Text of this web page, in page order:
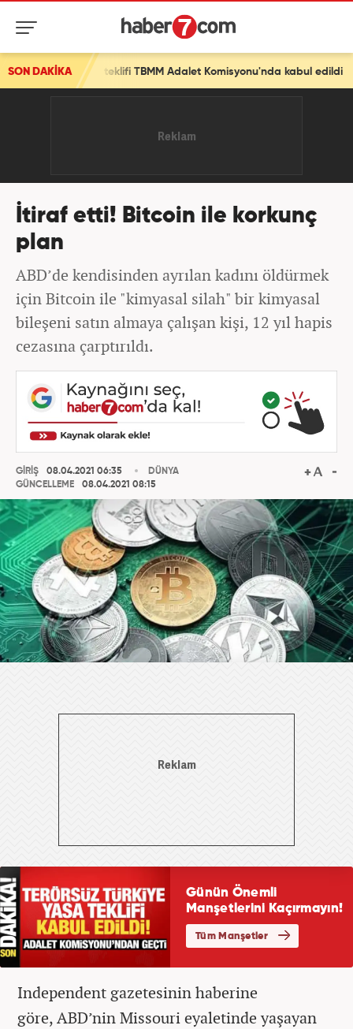
SON DAKİKA
yasa teklifi TBMM Adalet Komisyonu'nda kabul edildi
İtiraf etti! Bitcoin ile korkunç
plan
ABD’de kendisinden ayrılan kadını öldürmek
için Bitcoin ile "kimyasal silah" bir kimyasal
bileşeni satın almaya çalışan kişi, 12 yıl hapis
cezasına çarptırıldı.
GİRİŞ
08.04.2021 06:35
GÜNCELLEME
08.04.2021 08:15
DÜNYA
Independent gazetesinin haberine
göre, ABD’nin Missouri eyaletinde yaşayan